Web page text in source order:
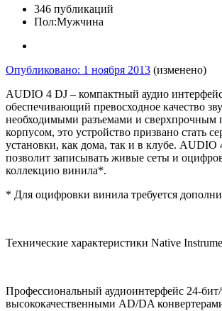
346 публикаций
Пол:Мужчина
Опубликовано: 1 ноября 2013 (изменено)
AUDIO 4 DJ – компактный аудио
обеспечивающий превосходное качество
необходимыми разъемами и сверхпрочным
корпусом, это устройство призвано стать
установки, как дома, так и в клубе. AUDIO
позволит записывать живые сеты и
коллекцию винила*.
* Для оцифровки винила требуется
Технические характеристики Native
Профессиональный аудиоинтерфейс 24-
высококачественными AD/DA